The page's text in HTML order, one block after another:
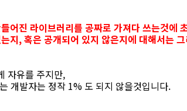
어진 라이브러리를 공짜로 가져다 쓰는것에
지, 혹은 공개되어 있지 않은지에 대해서는
자유를 주지만,
개발자는 정작 1% 도 되지 않을것입니다.